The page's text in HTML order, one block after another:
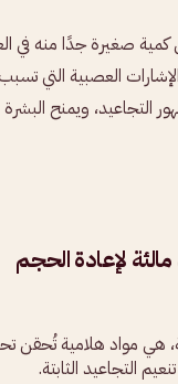
صغيرة جدًا منه في
العصبية التي
التجاعيد، ويمنح
هي مواد هلامية تُحقن
التجاعيد الثابتة.